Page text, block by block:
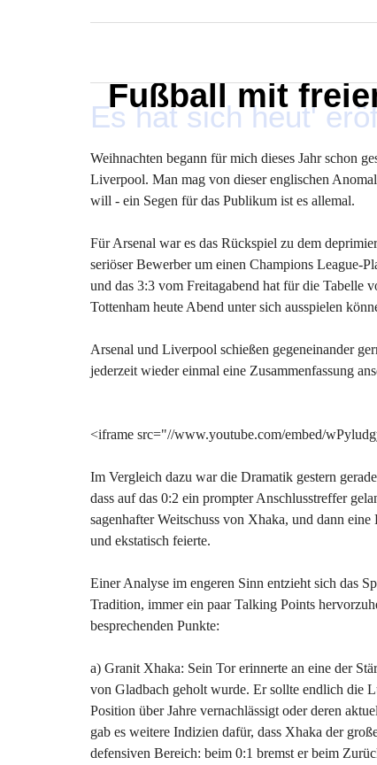
Fußball mit
Es hat sich heut'
Weihnachten begann für mich dieses Jahr schon
Liverpool. Man mag von dieser englischen
will - ein Segen für das Publikum ist es allemal.
Für Arsenal war es das Rückspiel zu dem
seriöser Bewerber um einen Champions League-
und das 3:3 vom Freitagabend hat für die Tabelle
Tottenham heute Abend unter sich ausspielen
Arsenal und Liverpool schießen gegeneinander
jederzeit wieder einmal eine Zusammenfassung
<iframe src="//www.youtube.com/embed/
Im Vergleich dazu war die Dramatik gestern
dass auf das 0:2 ein prompter Anschlusstreffer
sagenhafter Weitschuss von Xhaka, und dann
und ekstatisch feierte.
Einer Analyse im engeren Sinn entzieht sich das
Tradition, immer ein paar Talking Points
besprechenden Punkte:
a) Granit Xhaka: Sein Tor erinnerte an eine der
von Gladbach geholt wurde. Er sollte endlich die
Position über Jahre vernachlässigt oder deren
gab es weitere Indizien dafür, dass Xhaka der
defensiven Bereich: beim 0:1 bremst er beim